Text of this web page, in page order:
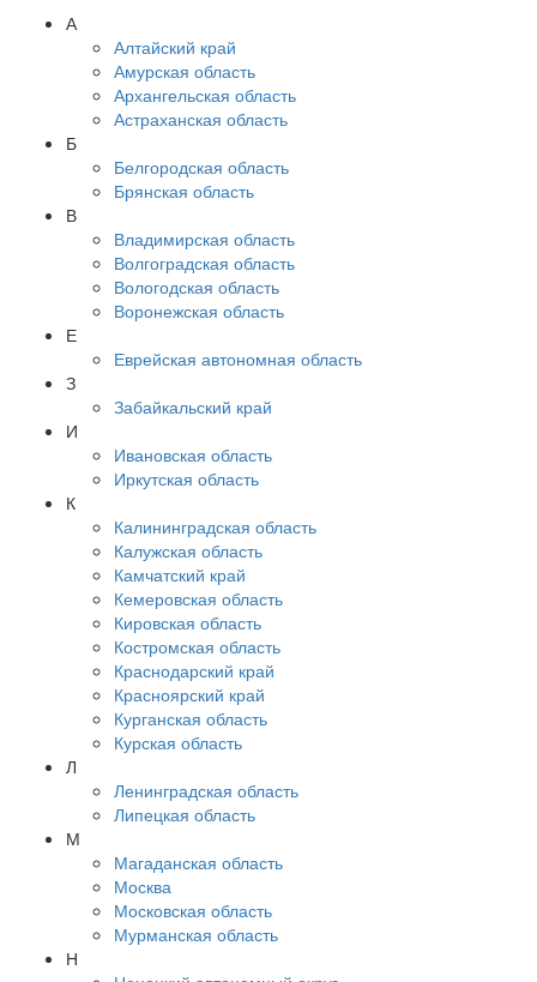
А
Алтайский край
Амурская область
Архангельская область
Астраханская область
Б
Белгородская область
Брянская область
В
Владимирская область
Волгоградская область
Вологодская область
Воронежская область
Е
Еврейская автономная область
З
Забайкальский край
И
Ивановская область
Иркутская область
К
Калининградская область
Калужская область
Камчатский край
Кемеровская область
Кировская область
Костромская область
Краснодарский край
Красноярский край
Курганская область
Курская область
Л
Ленинградская область
Липецкая область
М
Магаданская область
Москва
Московская область
Мурманская область
Н